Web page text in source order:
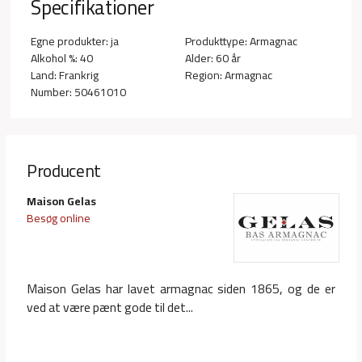
Egne produkter: ja
Produkttype: Armagnac
Alkohol %: 40
Alder: 60 år
Land: Frankrig
Region: Armagnac
Number: 50461010
Producent
Maison Gelas
Besøg online
Maison Gelas har lavet armagnac siden 1865, og de er
ved at være pænt gode til det...